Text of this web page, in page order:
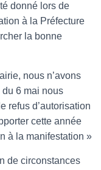
donné lors de
à la Préfecture
la bonne
nous n’avons
du 6 mai nous
refus d’autorisation
cette année
à la manifestation »
de circonstances